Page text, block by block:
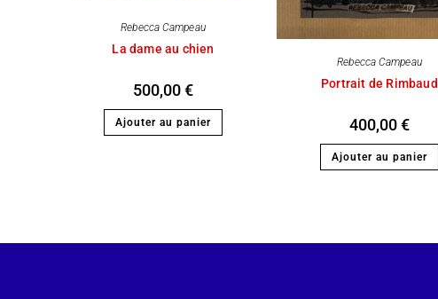
Rebecca Campeau
La dame au chien
500,00€
Ajouter au panier
Rebecca Campeau
Portrait de Rimbaud
400,00€
Ajouter au panier